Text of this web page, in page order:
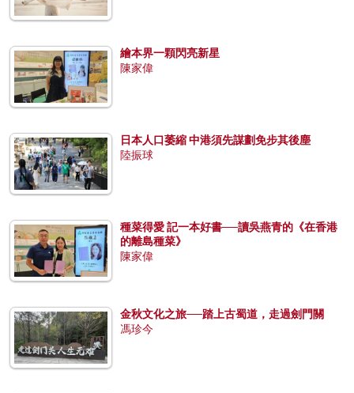
繪本界一顆閃亮新星
陳家偉
日本人口萎縮 中港須先謀劃免步其後塵
陸振球
種菜得愛 記一本好書──讀吳燕青的《在香港
的離島種菜》
陳家偉
金秋文化之旅──踏上古蜀道，走過劍門關
馮珍今